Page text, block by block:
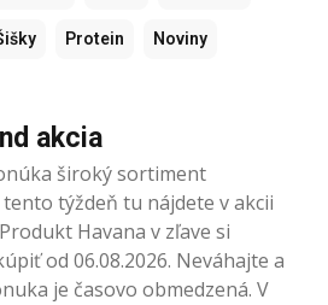
Protein Noviny
akcia
široký sortiment
týždeň tu nájdete v akcii
Havana v zľave si
od 06.08.2026. Neváhajte a
je časovo obmedzená. V